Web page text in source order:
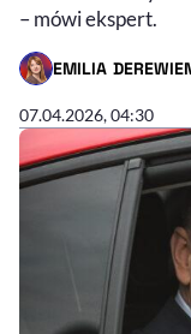
– mówi ekspert.
EMILIA
- AUTOR ARTYKUŁU -
07.04.2026, 04:30